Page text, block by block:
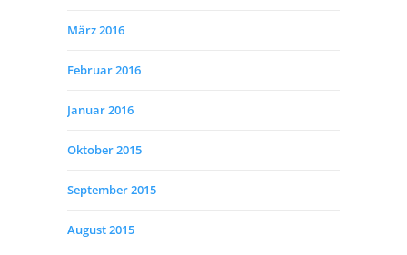
März 2016
Februar 2016
Januar 2016
Oktober 2015
September 2015
August 2015